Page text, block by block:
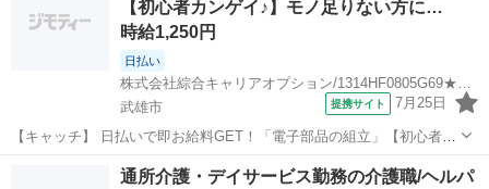
お仕事安心スタート★...【初心者カンゲイ♪】モノ足りない方に…
時給1,250円
日払い
武雄市
提携サイト 7月25日
【キャッチ】 日払いで即お給料GET！「電子部品の組立」【初心者カ
ンゲイ♪】モノ足りない方に・残業20H未満♪落ち着く少人数の職場！
武雄市 工場
通所介護・デイサービス勤務の介護職/ヘルパ